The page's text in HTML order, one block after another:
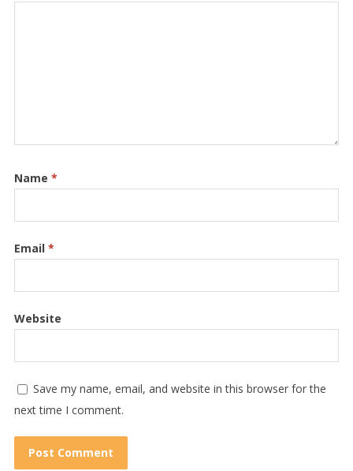
Name *
Email *
Website
Save my name, email, and website in this browser for the
next time I comment.